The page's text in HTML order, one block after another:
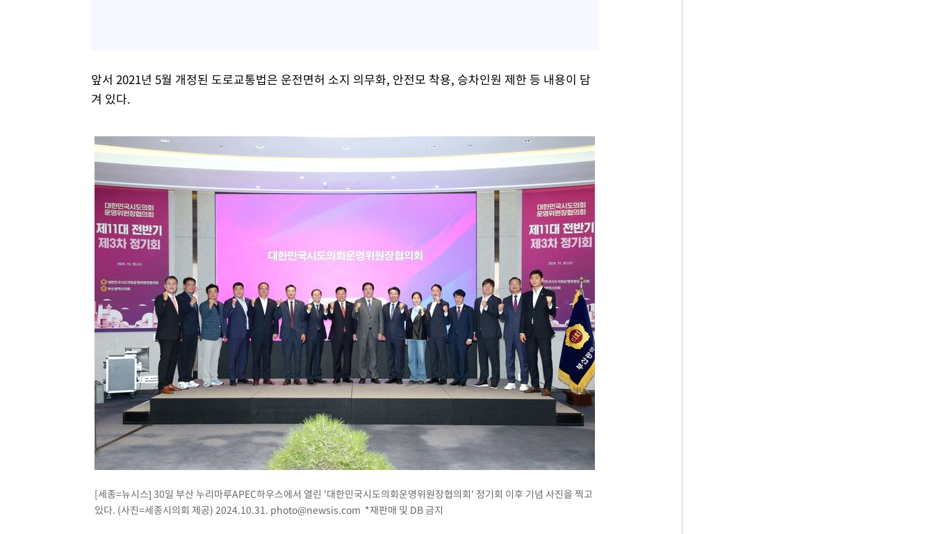
앞서 2021년 5월 개정된 도로교통법은 운전면허 소지 의무화, 안전모 착용, 승차인원 제한 등 내용이 담
겨 있다.
[세종=뉴시스] 30일 부산 누리마루APEC하우스에서 열린 '대한민국시도의회운영위원장협의회' 정기회 이후 기념 사진을 찍고
있다. (사진=세종시의회 제공) 2024.10.31. photo@newsis.com *재판매 및 DB 금지